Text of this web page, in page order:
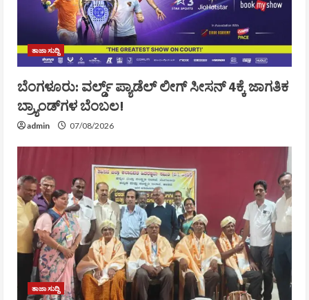
ತಾಜಾ ಸುದ್ದಿ
ಬೆಂಗಳೂರು: ವರ್ಲ್ಡ್ ಪ್ಯಾಡೆಲ್ ಲೀಗ್ ಸೀಸನ್ 4ಕ್ಕೆ ಜಾಗತಿಕ
ಬ್ರ್ಯಾಂಡ್‌ಗಳ ಬೆಂಬಲ!
admin 07/08/2026
ತಾಜಾ ಸುದ್ದಿ